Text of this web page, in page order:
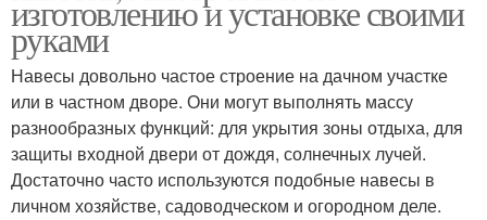
изготовлению и установке своими
руками
Навесы довольно частое строение на дачном участке
или в частном дворе. Они могут выполнять массу
разнообразных функций: для укрытия зоны отдыха, для
защиты входной двери от дождя, солнечных лучей.
Достаточно часто используются подобные навесы в
личном хозяйстве, садоводческом и огородном деле.